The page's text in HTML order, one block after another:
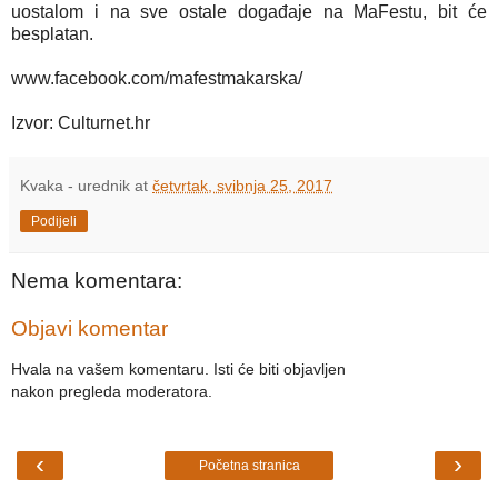
uostalom i na sve ostale događaje na MaFestu, bit će
besplatan.
www.facebook.com/mafestmakarska/
Izvor: Culturnet.hr
Kvaka - urednik at četvrtak, svibnja 25, 2017
Podijeli
Nema komentara:
Objavi komentar
Hvala na vašem komentaru. Isti će biti objavljen
nakon pregleda moderatora.
‹ ›
Početna stranica